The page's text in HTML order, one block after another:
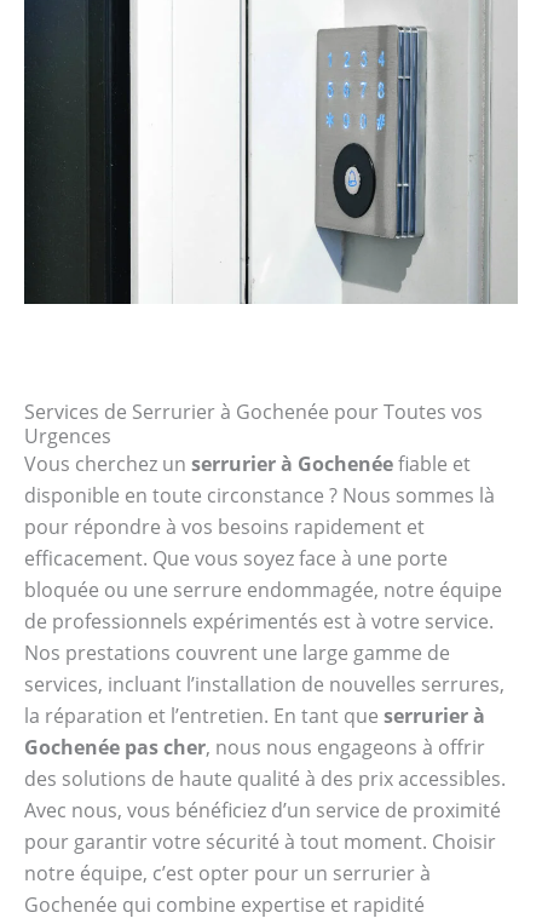
Services de Serrurier à Gochenée pour Toutes vos
Urgences
Vous cherchez un serrurier à Gochenéefiable et
disponible en toute circonstance ? Nous sommes là
pour répondre à vos besoins rapidement et
efficacement. Que vous soyez face à une porte
bloquée ou une serrure endommagée, notre équipe
de professionnels expérimentés est à votre service.
Nos prestations couvrent une large gamme de
services, incluant l’installation de nouvelles serrures,
la réparation et l’entretien. En tant que serrurier à
Gochenée pas cher, nous nous engageons à offrir
des solutions de haute qualité à des prix accessibles.
Avec nous, vous bénéficiez d’un service de proximité
pour garantir votre sécurité à tout moment. Choisir
notre équipe, c’est opter pour un serrurier à
Gochenée qui combine expertise et rapidité